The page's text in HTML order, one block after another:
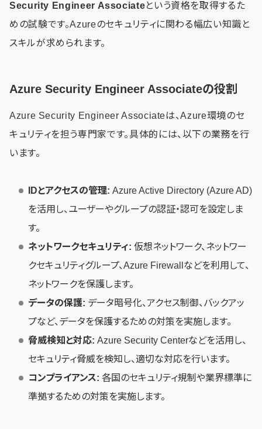
Security Engineer Associateという資格を取得するた
めの試験です。Azureのセキュリティに関わる幅広い知識と
スキルが求められます。
Azure Security Engineer Associateの役割
Azure Security Engineer Associateは、Azure環境のセ
キュリティを担う専門家です。具体的には、以下の業務を行
います。
IDとアクセスの管理: Azure Active Directory (Azure AD)
を活用し、ユーザーやグループの認証・認可を設定しま
す。
ネットワークセキュリティ: 仮想ネットワーク、ネットワー
クセキュリティグループ、Azure Firewallなどを利用して、
ネットワークを保護します。
データの保護: データ暗号化、アクセス制御、バックアッ
プなど、データを保護するための対策を実施します。
脅威検知と対応: Azure Security Centerなどを活用し、
セキュリティ脅威を検知し、適切な対応を行います。
コンプライアンス: 各国のセキュリティ規制や業界標準に
準拠するための対策を実施します。